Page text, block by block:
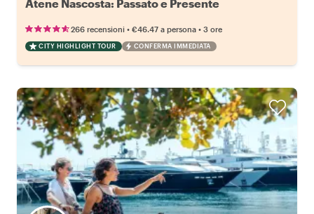
Atene Nascosta: Passato e Presente
266 recensioni • €46.47 a persona • 3 ore
CITY HIGHLIGHT TOUR CONFERMA IMMEDIATA